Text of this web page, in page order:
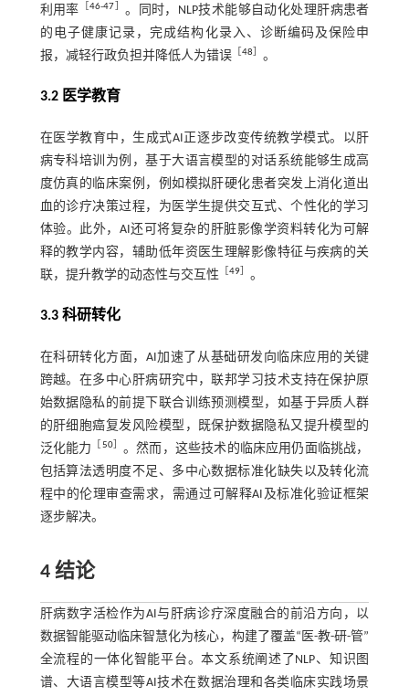
利用率 ［46-47
。同时，NLP技术能够自动化处理肝病患者
的电子健康记录，完成结构化录入、诊断编码及保险申
报，减轻行政负担并降低人为错误
48 。
3.2 医学教育
在医学教育中，生成式AI正逐步改变传统教学模式。以肝
病专科培训为例，基于大语言模型的对话系统能够生成高
度仿真的临床案例，例如模拟肝硬化患者突发上消化道出
血的诊疗决策过程，为医学生提供交互式、个性化的学习
体验。此外，AI还可将复杂的肝脏影像学资料转化为可解
释的教学内容，辅助低年资医生理解影像特征与疾病的关
联，提升教学的动态性与交互性
49］ 。
3.3 科研转化
在科研转化方面，AI加速了从基础研发向临床应用的关键
跨越。在多中心肝病研究中，联邦学习技术支持在保护原
始数据隐私的前提下联合训练预测模型，如基于异质人群
的肝细胞癌复发风险模型，既保护数据隐私又提升模型的
泛化能力
50］ 。然而，这些技术的临床应用仍面临挑战，
包括算法透明度不足、多中心数据标准化缺失以及转化流
程中的伦理审查需求，需通过可解释AI及标准化验证框架
逐步解决。
4 结论
肝病数字活检作为AI与肝病诊疗深度融合的前沿方向，以
数据智能驱动临床智慧化为核心，构建了覆盖“医-教-研-管”
全流程的一体化智能平台。本文系统阐述了NLP、知识图
谱、大语言模型等AI技术在数据治理和各类临床实践场景